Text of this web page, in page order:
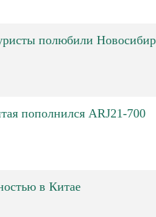
полюбили
пополнился ARJ21-700
в Китае